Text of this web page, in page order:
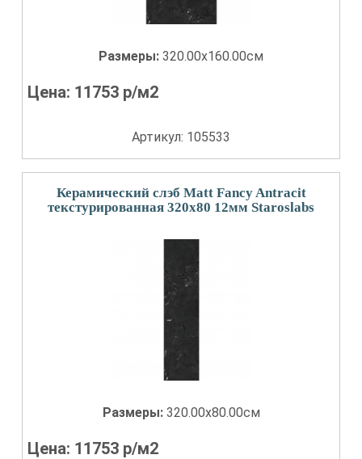
Размеры: 320.00x160.00см
Цена: 11753 р/м2
Артикул: 105533
Керамический слэб Matt Fancy Antracit
текстурированная 320x80 12мм Staroslabs
Размеры: 320.00x80.00см
Цена: 11753 р/м2